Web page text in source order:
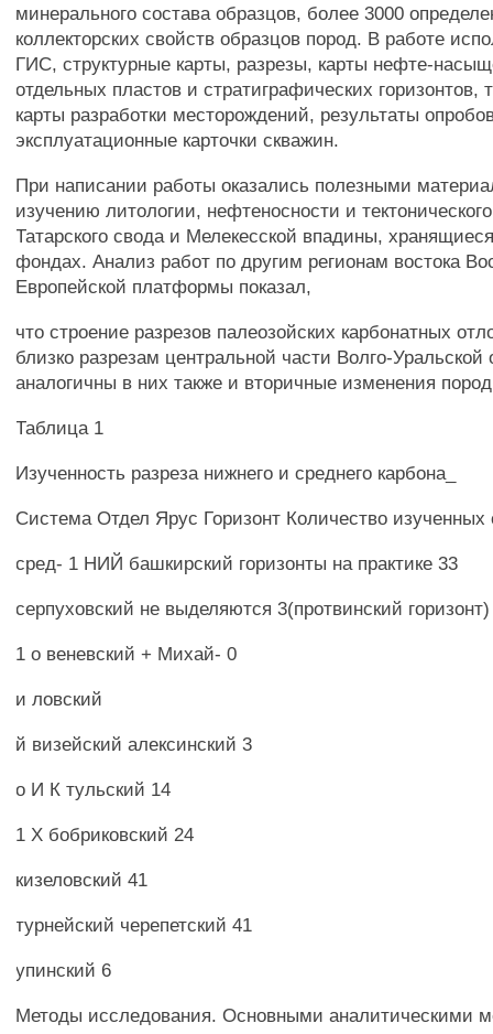
минерального состава образцов, более 3000
коллекторских свойств образцов пород. В работе
ГИС, структурные карты, разрезы, карты нефте-
отдельных пластов и стратиграфических горизонтов,
карты разработки месторождений, результаты
эксплуатационные карточки скважин.
При написании работы оказались полезными
изучению литологии, нефтеносности и
Татарского свода и Мелекесской впадины,
фондах. Анализ работ по другим регионам востока
Европейской платформы показал,
что строение разрезов палеозойских карбонатных
близко разрезам центральной части Волго-Уральской
аналогичны в них также и вторичные изменения
Таблица 1
Изученность разреза нижнего и среднего карбона_
Система Отдел Ярус Горизонт Количество изученных
сред- 1 НИЙ башкирский горизонты на практике 33
серпуховский не выделяются 3(протвинский горизонт)
1 о веневский + Михай- 0
и ловский
й визейский алексинский 3
о И К тульский 14
1 X бобриковский 24
кизеловский 41
турнейский черепетский 41
упинский 6
Методы исследования. Основными аналитическими